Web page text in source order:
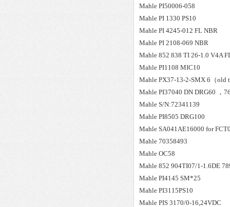
Mahle PI50006-058
Mahle PI 1330 PS10
Mahle PI 4245-012 FL NBR
Mahle PI 2108-069 NBR
Mahle 852 838 TI 26-1.0 V4A
Mahle PI1108 MIC10
Mahle PX37-13-2-SMX 6（old
Mahle PI37040 DN DRG60 ，
Mahle S/N:72341139
Mahle PI8505 DRG100
Mahle SA041AE16000 for
Mahle 70358493
Mahle OC58
Mahle 852 904TI07/1-1.6DE
Mahle PI4145 SM*25
Mahle PI3115PS10
Mahle PIS 3170/0-16,24VDC